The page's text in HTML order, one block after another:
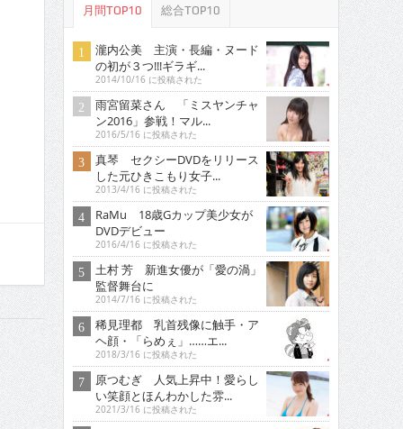
月間TOP10 総合TOP10
瀧内公美 主演・長編・ヌード
の初が３つ!!!ギラギ...
2014/10/16 に投稿された
雨宮留菜さん 「ミスヤンチャ
ン2016」参戦！マル...
2016/5/16 に投稿された
真琴 セクシーDVDをリリース
した元ひきこもり女子...
2013/4/16 に投稿された
RaMu 18歳Gカップ美少女が
DVDデビュー
2016/4/16 に投稿された
土村 芳 新進女優が「愛の渦」
監督舞台に
2014/7/16 に投稿された
稀見理都 乳首残像に触手・ア
ヘ顔・「らめぇ」……エ...
2018/3/16 に投稿された
原つむぎ 人気上昇中！愛らし
い笑顔とほんわかした雰...
2021/3/16 に投稿された